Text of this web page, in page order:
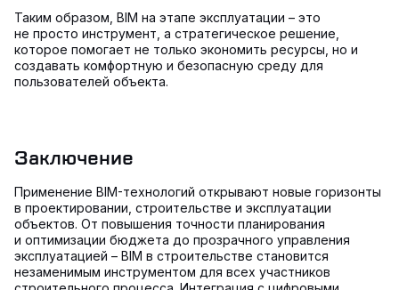
Таким образом, BIM на этапе эксплуатации – это
не просто инструмент, а стратегическое решение,
которое помогает не только экономить ресурсы, но и
создавать комфортную и безопасную среду для
пользователей объекта.
Заключение
Применение BIM-технологий открывают новые горизонты
в проектировании, строительстве и эксплуатации
объектов. От повышения точности планирования
и оптимизации бюджета до прозрачного управления
эксплуатацией – BIM в строительстве становится
незаменимым инструментом для всех участников